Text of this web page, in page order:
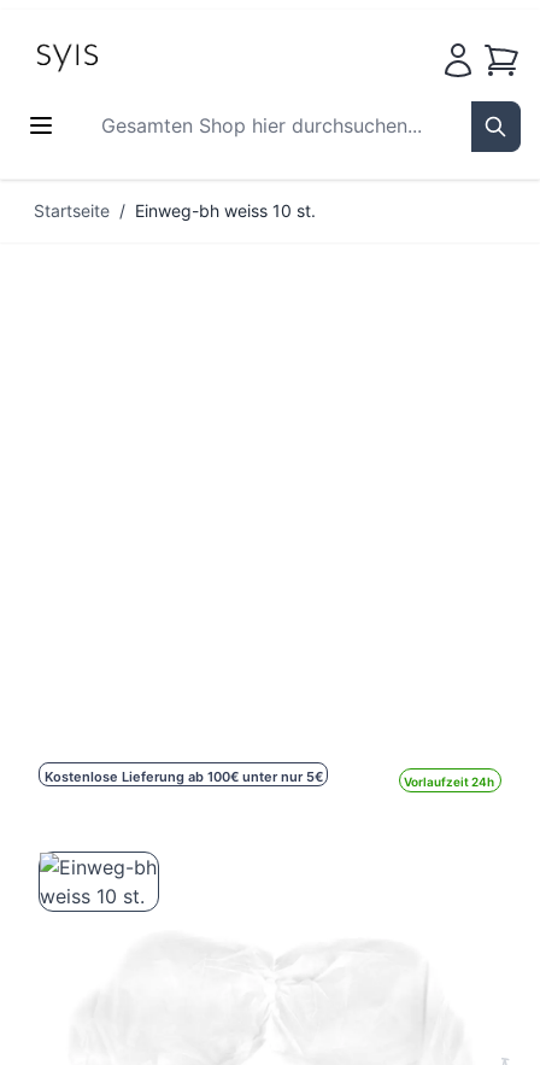
Gesamten Shop hier durchsuchen...
Startseite / Einweg-bh weiss 10 st.
Kostenlose Lieferung ab 100€ unter nur 5€ Vorlaufzeit 24h